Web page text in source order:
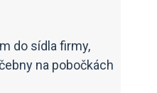
do sídla firmy,
na pobočkách